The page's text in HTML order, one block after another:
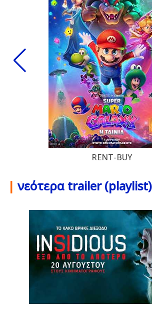
RENT-BUY
| νεότερα trailer (playlist)
1